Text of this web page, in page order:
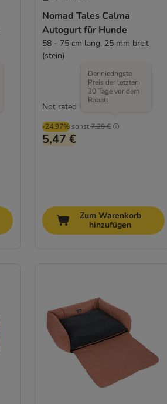
Nomad Tales Calma
Autogurt für Hunde
58 - 75 cm lang, 25 mm breit
(stein)
-24.97% sonst7,29 €
Der niedrigste
Preis der letzten
30 Tage vor dem
Rabatt
5,47 €
Not rated
Zum Warenkorb
hinzufügen